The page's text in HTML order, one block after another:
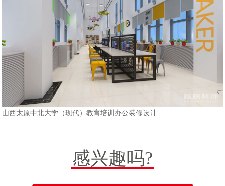
山西太原中北大学（现代）教育培训办公装修设计
感兴趣吗?